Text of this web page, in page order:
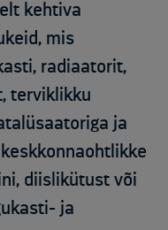
kehtiva
mis
radiaatorit,
terviklikku
ja
diislikütust või
ja